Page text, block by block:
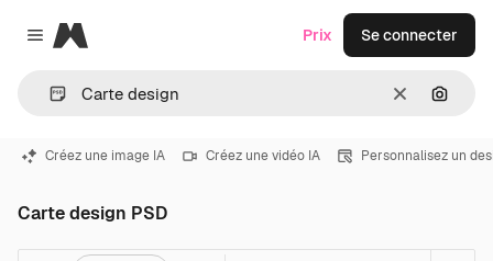
Close menu
Magnific
Effacer
Prix Se connecter
Créez une image IA Créez une vidéo IA Personnalisez un
Carte design PSD